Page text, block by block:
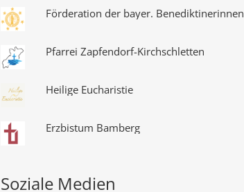
Förderation der bayer. Benediktinerinnen
Pfarrei Zapfendorf-Kirchschletten
Heilige Eucharistie
Erzbistum Bamberg
Soziale Medien